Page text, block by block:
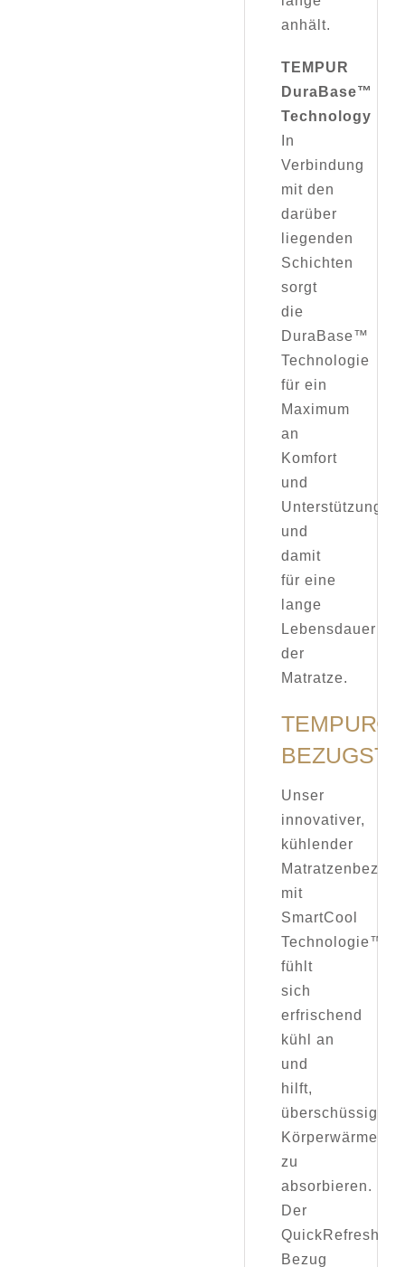
anhält.
TEMPUR
DuraBase™
Technology
In
Verbindung
mit den
darüber
liegenden
Schichten
sorgt
die
DuraBase™
Technologie
für ein
Maximum
an
Komfort
und
Unterstützung
und
damit
für eine
lange
Lebensdauer
der
Matratze.
TEMPUR®
Unser
innovativer,
kühlender
Matratzenbezug
mit
SmartCool
Technologie™
fühlt
sich
erfrischend
kühl an
und
hilft,
überschüssige
Körperwärme
zu
absorbieren.
Der
QuickRefresh™
Bezug